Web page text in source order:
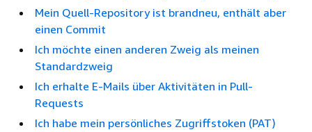
Mein Quell-Repository ist brandneu, enthält aber
einen Commit
Ich möchte einen anderen Zweig als meinen
Standardzweig
Ich erhalte E-Mails über Aktivitäten in Pull-
Requests
Ich habe mein persönliches Zugriffstoken (PAT)